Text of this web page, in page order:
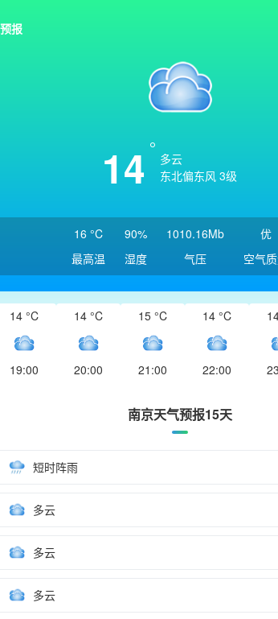
报
14
多云
东北偏东风 3级
16 °C
最高温
90%
湿度
1010.16Mb
气压
优
空气
14 °C
19:00
14 °C
20:00
15 °C
21:00
14 °C
22:00
南京天气预报15天
短时阵雨
多云
多云
多云